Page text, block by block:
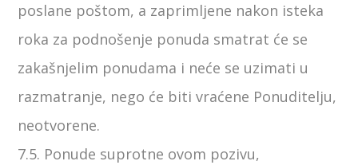
poslane poštom, a zaprimljene nakon isteka
roka za podnošenje ponuda smatrat će se
zakašnjelim ponudama i neće se uzimati u
razmatranje, nego će biti vraćene Ponuditelju,
neotvorene.
7.5. Ponude suprotne ovom pozivu,